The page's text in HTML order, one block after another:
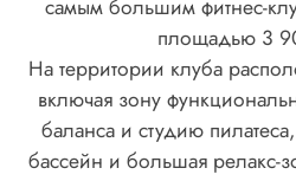
самым большим фитнес-
площадью 3
На территории клуба
включая зону
баланса и студию
бассейн и большая релакс-